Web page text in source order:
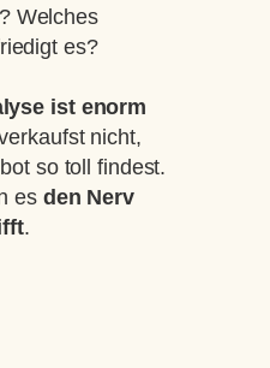
Welches
es?
ist enorm
nicht,
so toll findest.
es den Nerv
.